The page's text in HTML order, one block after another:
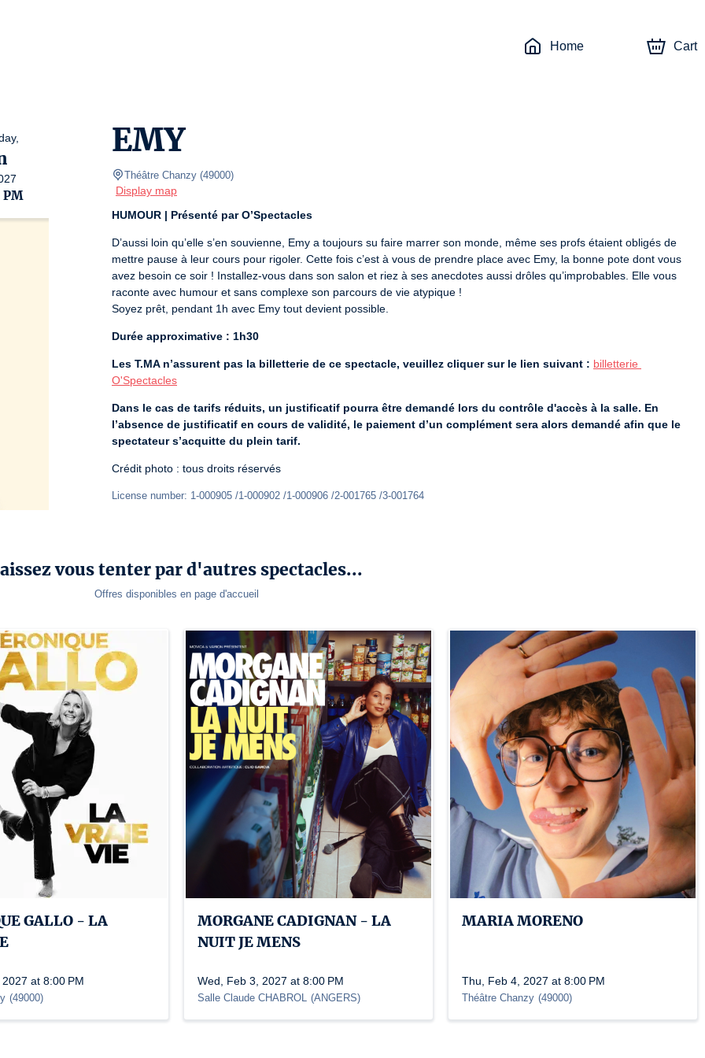
Home Cart
PM
EMY
Théâtre Chanzy (49000)
Display map
HUMOUR | Présenté par O’Spectacles
D’aussi loin qu’elle s’en souvienne, Emy a toujours su faire marrer son monde, même ses profs étaient obligés de
mettre pause à leur cours pour rigoler. Cette fois c’est à vous de prendre place avec Emy, la bonne pote dont vous
avez besoin ce soir ! Installez-vous dans son salon et riez à ses anecdotes aussi drôles qu’improbables. Elle vous
raconte avec humour et sans complexe son parcours de vie atypique !
Soyez prêt, pendant 1h avec Emy tout devient possible.
Durée approximative : 1h30
Les T.MA n’assurent pas la billetterie de ce spectacle, veuillez cliquer sur le lien suivant : billetterie
O'Spectacles
Dans le cas de tarifs réduits, un justificatif pourra être demandé lors du contrôle d'accès à la salle. En
l’absence de justificatif en cours de validité, le paiement d’un complément sera alors demandé afin que le
spectateur s’acquitte du plein tarif.
Crédit photo : tous droits réservés
License number: 1-000905 /1-000902 /1-000906 /2-001765 /3-001764
vous tenter par d'autres spectacles...
Offres disponibles en page d'accueil
GALLO - LA
at 8:00 PM
(49000)
MORGANE CADIGNAN - LA
NUIT JE MENS
Wed, Feb 3, 2027 at 8:00 PM
Salle Claude CHABROL (ANGERS)
MARIA MORENO
Thu, Feb 4, 2027 at 8:00 PM
Théâtre Chanzy (49000)